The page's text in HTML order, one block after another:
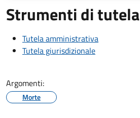
Strumenti di tutela
Tutela amministrativa
Tutela giurisdizionale
Argomenti:
Morte